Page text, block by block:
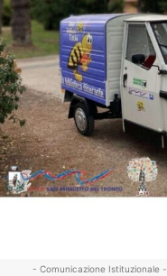
- Comunicazione Istituzionale -